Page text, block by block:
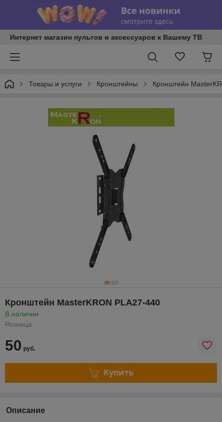
Интернет магазин пультов и аксессуаров к Вашему ТВ
Товары и услуги Кронштейны Кронштейн
Кронштейн MasterKRON PLA27-440
В наличии
Розница
50 руб.
Купить
Описание